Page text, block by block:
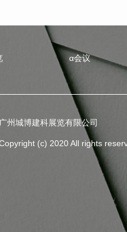
α会议
广州城博建科展览有限公司
(c) 2020 All rights